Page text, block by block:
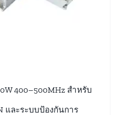
400–500MHz สำหรับ
และระบบป้องกันการ